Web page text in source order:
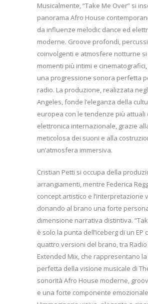
Musicalmente, “Take Me Over” si
panorama Afro House
da influenze melodic dance ed
moderne. Groove profondi,
coinvolgenti e atmosfere notturne
momenti più intimi e
una progressione sonora perfetta
radio. La produzione, realizzata
Angeles, fonde l’eleganza della
europea con le tendenze più attuali
elettronica internazionale, grazie
meticolosa dei suoni e alla
un’atmosfera immersiva.
Cristian Petti si occupa della
arrangiamenti, mentre Federica
concept artistico e l’interpretazione
donando al brano una forte
dimensione narrativa distintiva.
è solo la punta dell’iceberg di un EP
quattro versioni del brano, tra Radio
Extended Mix, che rappresentano
perfetta della visione musicale di
sonorità Afro House moderne,
e una forte componente